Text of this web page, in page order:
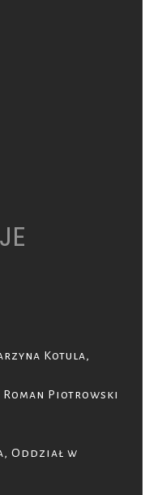
Kotula,
Piotrowski
Oddział w